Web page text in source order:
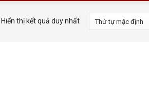
Hiển thị kết quả duy nhất